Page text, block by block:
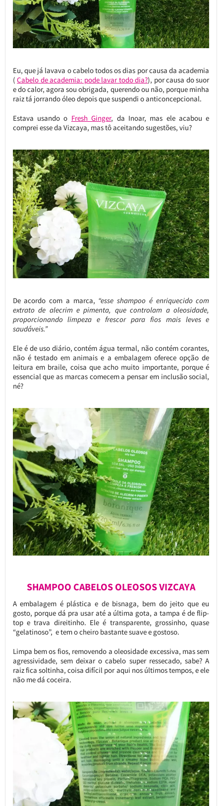
Eu, que já lavava o cabelo todos os dias por causa da academia
(Cabelo de academia: pode lavar todo dia?), por causa do suor
e do calor, agora sou obrigada, querendo ou não, porque minha
raiz tá jorrando óleo depois que suspendi o anticoncepcional.
Estava usando o Fresh Ginger, da Inoar, mas ele acabou e
comprei esse da Vizcaya, mas tô aceitando sugestões, viu?
De acordo com a marca, “esse shampoo é enriquecido com
extrato de alecrim e pimenta, que controlam a oleosidade,
proporcionando limpeza e frescor para fios mais leves e
saudáveis.”
Ele é de uso diário, contém água termal, não contém corantes,
não é testado em animais e a embalagem oferece opção de
leitura em braile, coisa que acho muito importante, porque é
essencial que as marcas comecem a pensar em inclusão social,
né?
SHAMPOO CABELOS OLEOSOS VIZCAYA
A embalagem é plástica e de bisnaga, bem do jeito que eu
gosto, porque dá pra usar até a última gota, a tampa é de flip-
top e trava direitinho. Ele é transparente, grossinho, quase
“gelatinoso”, e tem o cheiro bastante suave e gostoso.
Limpa bem os fios, removendo a oleosidade excessiva, mas sem
agressividade, sem deixar o cabelo super ressecado, sabe? A
raiz fica soltinha, coisa difícil por aqui nos últimos tempos, e ele
não me dá coceira.